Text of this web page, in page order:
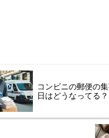
コンビニの郵便の
日はどうなってる？